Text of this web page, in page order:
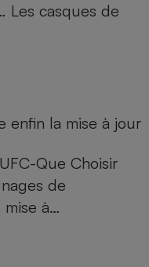
Les casques de
enfin la mise à jour
Que Choisir
de
à…